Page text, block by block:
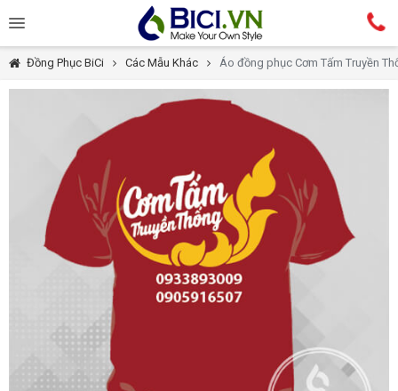
Đồng Phục BiCi Các Mẫu Khác Áo đồng phục Cơm Tấm Truyền